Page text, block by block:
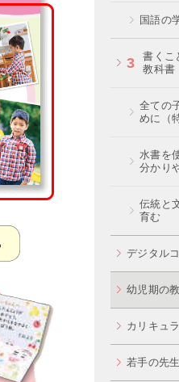
国語の
3
書くこ
教科書
全ての
めに（
水書を
分かり
伝統と
育む
デジタル
幼児期の
カリキュ
若手の先